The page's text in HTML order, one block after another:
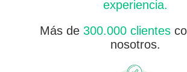
experiencia.
Más de 300.000 clientes
nosotros.